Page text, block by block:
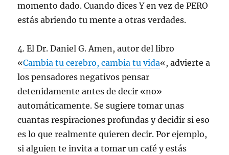
momento dado. Cuando dices Y en vez de PERO
estás abriendo tu mente a otras verdades.
4. El Dr. Daniel G. Amen, autor del libro
«Cambia tu cerebro, cambia tu vida«, advierte a
los pensadores negativos pensar
detenidamente antes de decir «no»
automáticamente. Se sugiere tomar unas
cuantas respiraciones profundas y decidir si eso
es lo que realmente quieren decir. Por ejemplo,
si alguien te invita a tomar un café y estás